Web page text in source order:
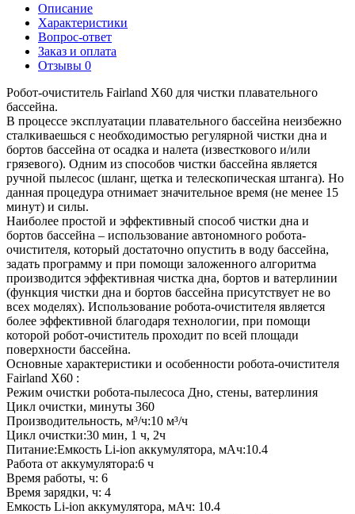
Описание
Характеристики
Вопрос-ответ
Заказ и оплата
Отзывы 0
Робот-очиститель Fairland X60 для чистки плавательного
бассейна.
В процессе эксплуатации плавательного бассейна неизбежно
сталкиваешься с необходимостью регулярной чистки дна и
бортов бассейна от осадка и налета (известкового и/или
грязевого). Одним из способов чистки бассейна является
ручной пылесос (шланг, щетка и телескопическая штанга). Но
данная процедура отнимает значительное время (не менее 15
минут) и силы.
Наиболее простой и эффективный способ чистки дна и
бортов бассейна – использование автономного робота-
очистителя, который достаточно опустить в воду бассейна,
задать программу и при помощи заложенного алгоритма
производится эффективная чистка дна, бортов и ватерлинии
(функция чистки дна и бортов бассейна присутствует не во
всех моделях). Использование робота-очистителя является
более эффективной благодаря технологии, при помощи
которой робот-очиститель проходит по всей площади
поверхности бассейна.
Основные характеристики и особенности робота-очистителя
Fairland X60 :
Режим очистки робота-пылесоса Дно, стены, ватерлиния
Цикл очистки, минуты 360
Производительность, м³/ч:10 м³/ч
Цикл очистки:30 мин, 1 ч, 2ч
Питание:Емкость Li-ion аккумулятора, мАч:10.4
Работа от аккумулятора:6 ч
Время работы, ч: 6
Время зарядки, ч: 4
Емкость Li-ion аккумулятора, мАч: 10.4